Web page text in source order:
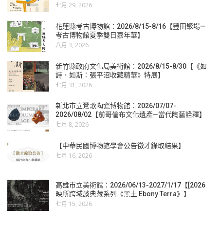
七月 29, 2026
花蓮縣考古博物館：2026/8/15-8/16【豐田聚場—
考古博物館夏季雙日嘉年華】
八月 3, 2026
新竹縣政府文化局美術館：2026/8/15-8/30【《如
詩．如斯：張平沼收藏精華》特展】
七月 31, 2026
新北市立鶯歌陶瓷博物館：2026/07/07-
2026/08/02【前哥倫布文化遺產—當代陶藝詮釋】
七月 8, 2026
【中華民國博物館學會公告徵才錄取結果】
七月 16, 2026
高雄市立美術館：2026/06/13-2027/1/17【[2026
映所跨域談典藏系列《黑土 Ebony Terra》】
七月 15, 2026